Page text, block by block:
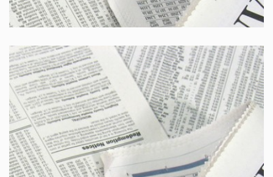
Il giorno